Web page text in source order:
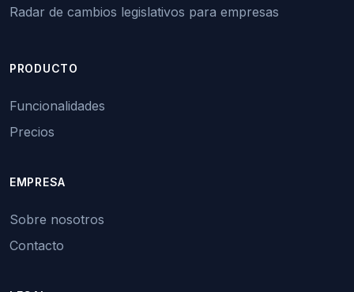
Radar de cambios legislativos para empresas
PRODUCTO
Funcionalidades
Precios
EMPRESA
Sobre nosotros
Contacto